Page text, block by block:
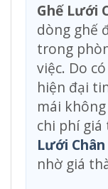
Ghế Lưới
dòng ghế
trong
việc. Do
hiện đại
mái
chi phí
Lưới
nhờ giá